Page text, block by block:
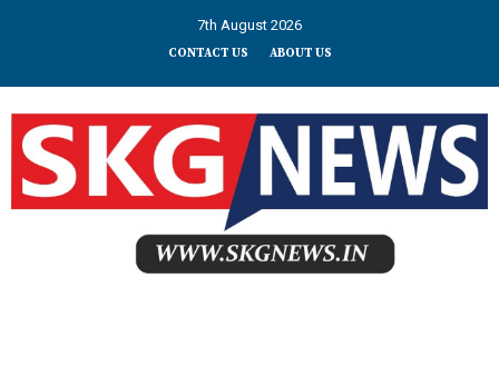
7th August 2026
CONTACT US ABOUT US